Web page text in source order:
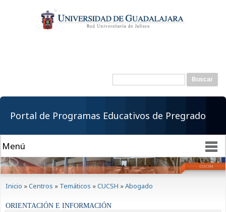
contenido
principal
Formulario de
Buscar
Portal de Programas Educativos de Pregrado
Inicio »Centros » Temáticos »CUCSH »Abogado
ORIENTACIÓN E INFORMACIÓN